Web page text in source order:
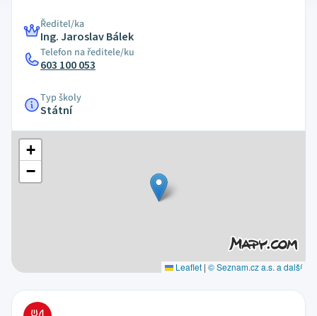
Ředitel/ka
Ing. Jaroslav Bálek
Telefon na ředitele/ku
603 100 053
Typ školy
Státní
+
−
Leaflet | © Seznam.cz a.s. a další